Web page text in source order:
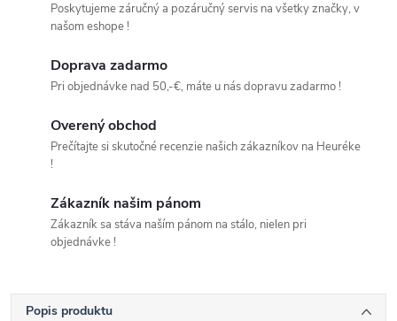
Poskytujeme záručný a pozáručný servis na všetky značky, v
našom eshope !
Doprava zadarmo
Pri objednávke nad 50,-€, máte u nás dopravu zadarmo !
Overený obchod
Prečítajte si skutočné recenzie našich zákazníkov na Heuréke
!
Zákazník našim pánom
Zákazník sa stáva naším pánom na stálo, nielen pri
objednávke !
Popis produktu